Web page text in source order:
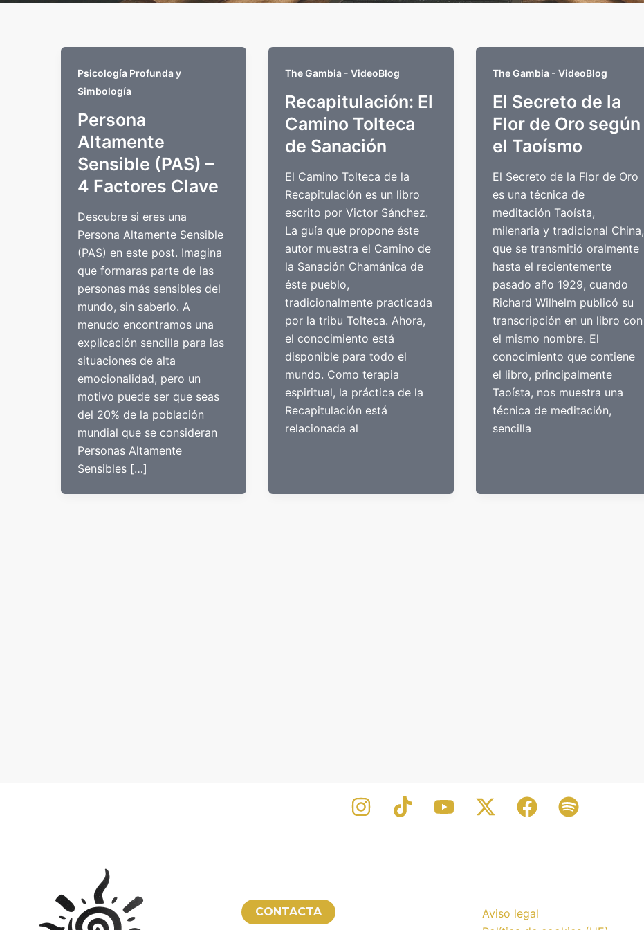
Psicología Profunda y
Simbología
Persona
Altamente
Sensible (PAS) –
4 Factores Clave
Descubre si eres una
Persona Altamente Sensible
(PAS) en este post. Imagina
que formaras parte de las
personas más sensibles del
mundo, sin saberlo. A
menudo encontramos una
explicación sencilla para las
situaciones de alta
emocionalidad, pero un
motivo puede ser que seas
del 20% de la población
mundial que se consideran
Personas Altamente
Sensibles […]
The Gambia - VideoBlog
Recapitulación: El
Camino Tolteca
de Sanación
El Camino Tolteca de la
Recapitulación es un libro
escrito por Victor Sánchez.
La guía que propone éste
autor muestra el Camino de
la Sanación Chamánica de
éste pueblo,
tradicionalmente practicada
por la tribu Tolteca. Ahora,
el conocimiento está
disponible para todo el
mundo. Como terapia
espiritual, la práctica de la
Recapitulación está
relacionada al
The Gambia - VideoBlog
El Secreto de la
Flor de Oro según
el Taoísmo
El Secreto de la Flor de Oro
es una técnica de
meditación Taoísta,
milenaria y tradicional China,
que se transmitió oralmente
hasta el recientemente
pasado año 1929, cuando
Richard Wilhelm publicó su
transcripción en un libro con
el mismo nombre. El
conocimiento que contiene
el libro, principalmente
Taoísta, nos muestra una
técnica de meditación,
sencilla
CONTACTA
Aviso legal